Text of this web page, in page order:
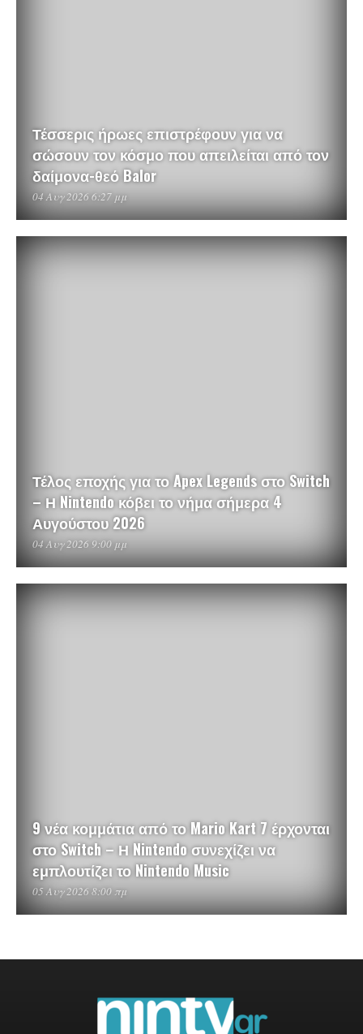
Τέσσερις ήρωες επιστρέφουν για να
σώσουν τον κόσμο που απειλείται από τον
δαίμονα-θεό Balor
04 Αυγ 2026 6:27 μμ
Τέλος εποχής για το Apex Legends στο Switch
– Η Nintendo κόβει το νήμα σήμερα 4
Αυγούστου 2026
04 Αυγ 2026 9:00 μμ
9 νέα κομμάτια από το Mario Kart 7 έρχονται
στο Switch – Η Nintendo συνεχίζει να
εμπλουτίζει το Nintendo Music
05 Αυγ 2026 8:00 πμ